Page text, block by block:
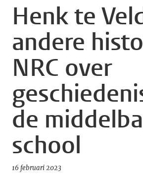
Henk te
andere
NRC over
de
school
16 februari 2023